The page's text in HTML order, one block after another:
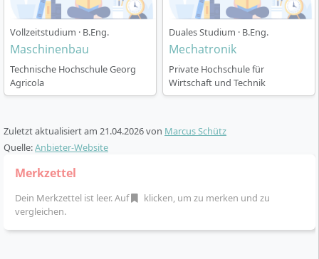
ECTS)
Studienorganisation: Vorlesungen, Seminare,
Praktika und Projekte mit engem Praxisbezug
Laborphasen:
Nutzung moderner Labore, z. B.
TCV-Labor für thermische und chemische
Verfahrenstechnik
Möglichkeit zur Spezialisierung, z. B. auf
Umwelttechnik, Recycling, Food Industry oder
Praxisorientierte Abschlussarbeit:
Zusammenarbeit mit Unternehmen der Branche
Möglichkeit zum Auslandssemester:
Unterstützung durch das International Office der
Vollzeitstudium · B.Eng.
Maschinenbau
Technische Hochschule Georg
Agricola
Duales Studium · B.Eng.
Mechatronik
Private Hochschule für
Wirtschaft und Technik
Zuletzt aktualisiert am 21.04.2026von Marcus Schütz
Quelle:Anbieter-Website
Merkzettel
Dein Merkzettel ist leer. Auf
klicken, um zu merken und zu
vergleichen.